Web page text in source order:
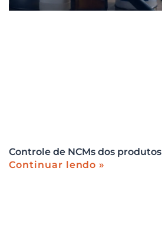
Controle de NCMs dos produtos
Continuar lendo »